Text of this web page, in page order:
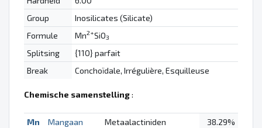
Group
Inosilicates (Silicate)
Formule
Mn2+SiO3
Splitsing
{110} parfait
Break
Conchoïdale, Irrégulière, Esquilleuse
Chemische samenstelling:
Mn Mangaan Metaalactiniden
38.29%